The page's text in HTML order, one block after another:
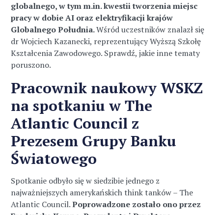
globalnego, w tym m.in. kwestii tworzenia miejsc
pracy w dobie AI oraz elektryfikacji krajów
Globalnego Południa.Wśród uczestników znalazł się
dr Wojciech Kazanecki, reprezentujący Wyższą Szkołę
Kształcenia Zawodowego. Sprawdź, jakie inne tematy
poruszono.
Pracownik naukowy WSKZ
na spotkaniu w The
Atlantic Council z
Prezesem Grupy Banku
Światowego
Spotkanie odbyło się w siedzibie jednego z
najważniejszych amerykańskich think tanków – The
Atlantic Council.Poprowadzone zostało ono przez